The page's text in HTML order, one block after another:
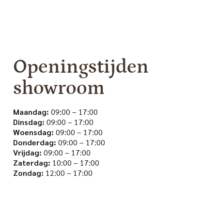
Openingstijden
showroom
Maandag: 09:00 – 17:00
Dinsdag: 09:00 – 17:00
Woensdag: 09:00 – 17:00
Donderdag: 09:00 – 17:00
Vrijdag: 09:00 – 17:00
Zaterdag: 10:00 – 17:00
Zondag: 12:00 – 17:00